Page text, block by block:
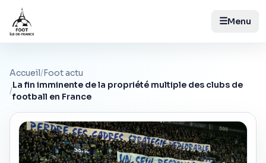
☰Menu
Accueil/Foot actu
/
La fin imminente de la propriété multiple des clubs de
football en France